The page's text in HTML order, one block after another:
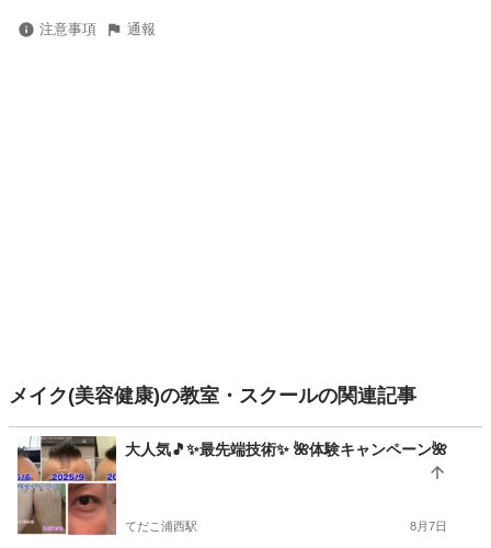
注意事項 通報
メイク(美容健康)の教室・スクールの関連記事
大人気🎵✨最先端技術✨ 🌺体験キャンペーン🌺
てだこ浦西駅 8月7日